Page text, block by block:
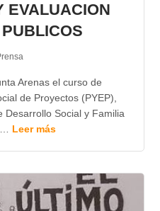
EVALUACION
Arenas el curso de
de Proyectos (PYEP),
Desarrollo Social y Familia
Leer más